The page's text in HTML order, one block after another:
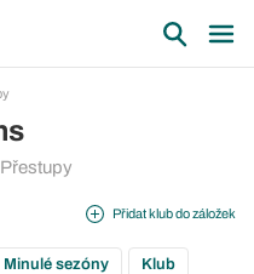
Přidat klub do záložek
Minulé sezóny Klub